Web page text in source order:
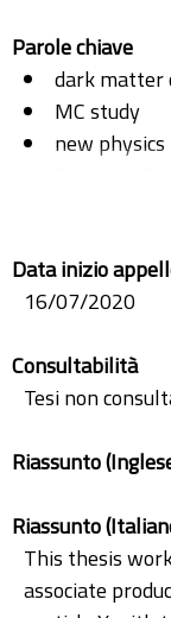
Parole chiave
dark matter
MC study
new physics
Precision
Data inizio
16/07/2020
Consultabilità
Tesi non
Riassunto
Riassunto
This thesis
associate